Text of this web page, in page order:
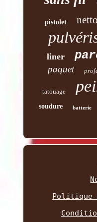
pistolet
liner
paquet
tatouage
soudure batterie
Politique